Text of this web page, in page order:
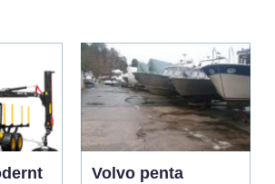
Volvo penta